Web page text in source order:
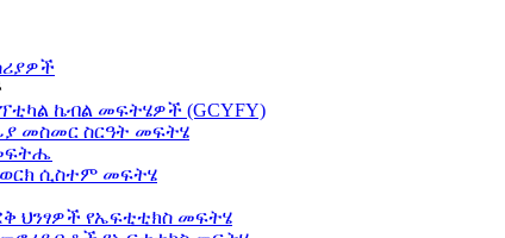
ኬብል መፍትሄዎች (GCYFY)
መስመር ስርዓት መፍትሄ
ሲስተም መፍትሄ
ህንፃዎች የኤፍቲቲክስ መፍትሄ